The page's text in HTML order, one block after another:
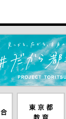
ウインドウが開
別
員会（別ウイ